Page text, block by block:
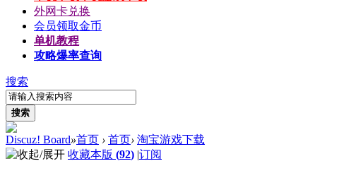
外网卡兑换
会员领取金币
单机教程
攻略爆率查询
搜索
搜索
Discuz! Board»首页 › 首页› 淘宝游戏下载
收藏本版 (92) |订阅